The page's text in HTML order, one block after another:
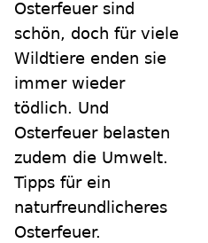
Osterfeuer sind
schön, doch für viele
Wildtiere enden sie
immer wieder
tödlich. Und
Osterfeuer belasten
zudem die Umwelt.
Tipps für ein
naturfreundlicheres
Osterfeuer.